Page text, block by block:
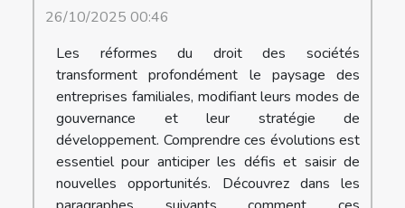
26/10/2025 00:46
Les réformes du droit des sociétés
transforment profondément le paysage des
entreprises familiales, modifiant leurs modes de
gouvernance et leur stratégie de
développement. Comprendre ces évolutions est
essentiel pour anticiper les défis et saisir de
nouvelles opportunités. Découvrez dans les